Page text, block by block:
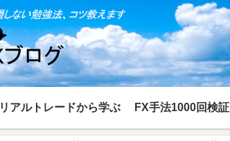
リアルトレードから学ぶ FX手法1000回検証